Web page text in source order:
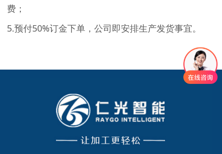
费；
5.预付50%订金下单，公司即安排生产发货事宜。